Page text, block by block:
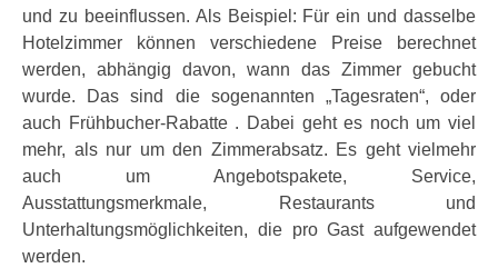
und zu beeinflussen. Als Beispiel: Für ein und dasselbe
Hotelzimmer können verschiedene Preise berechnet
werden, abhängig davon, wann das Zimmer gebucht
wurde. Das sind die sogenannten „Tagesraten“, oder
auch Frühbucher-Rabatte . Dabei geht es noch um viel
mehr, als nur um den Zimmerabsatz. Es geht vielmehr
auch um Angebotspakete, Service,
Ausstattungsmerkmale, Restaurants und
Unterhaltungsmöglichkeiten, die pro Gast aufgewendet
werden.